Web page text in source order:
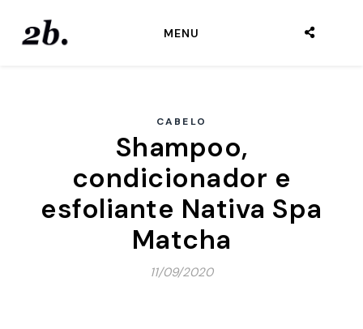
MENU
CABELO
Shampoo,
condicionador e
esfoliante Nativa Spa
Matcha
11/09/2020